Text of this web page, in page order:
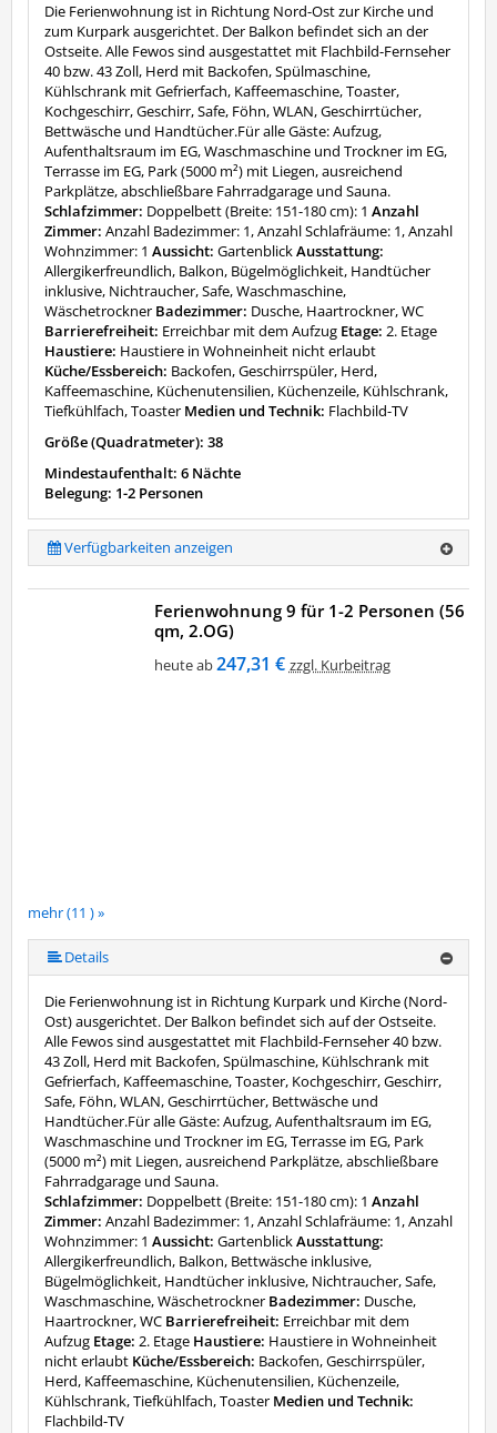
Die Ferienwohnung ist in Richtung Nord-Ost zur Kirche und
zum Kurpark ausgerichtet. Der Balkon befindet sich an der
Ostseite. Alle Fewos sind ausgestattet mit Flachbild-Fernseher
40 bzw. 43 Zoll, Herd mit Backofen, Spülmaschine,
Kühlschrank mit Gefrierfach, Kaffeemaschine, Toaster,
Kochgeschirr, Geschirr, Safe, Föhn, WLAN, Geschirrtücher,
Bettwäsche und Handtücher.Für alle Gäste: Aufzug,
Aufenthaltsraum im EG, Waschmaschine und Trockner im EG,
Terrasse im EG, Park (5000 m²) mit Liegen, ausreichend
Parkplätze, abschließbare Fahrradgarage und Sauna.
Schlafzimmer: Doppelbett (Breite: 151-180 cm): 1 Anzahl
Zimmer: Anzahl Badezimmer: 1, Anzahl Schlafräume: 1, Anzahl
Wohnzimmer: 1 Aussicht: GartenblickAusstattung:
Allergikerfreundlich, Balkon, Bügelmöglichkeit, Handtücher
inklusive, Nichtraucher, Safe, Waschmaschine,
Wäschetrockner Badezimmer: Dusche, Haartrockner, WC
Barrierefreiheit: Erreichbar mit dem Aufzug Etage: 2. Etage
Haustiere: Haustiere in Wohneinheit nicht erlaubt
Küche/Essbereich: Backofen, Geschirrspüler, Herd,
Kaffeemaschine, Küchenutensilien, Küchenzeile, Kühlschrank,
Tiefkühlfach, Toaster Medien und Technik: Flachbild-TV
Größe (Quadratmeter): 38
Mindestaufenthalt: 6 Nächte
Belegung: 1-2 Personen
Verfügbarkeiten anzeigen
mehr (11 ) »
mehr (11 ) »
mehr (11 ) »
mehr (11 ) »
mehr (11 ) »
mehr (11 ) »
mehr (11 ) »
mehr (11 ) »
Ferienwohnung 9 für 1-2 Personen (56
qm, 2.OG)
heute ab247,31 € zzgl. Kurbeitrag
Details
Die Ferienwohnung ist in Richtung Kurpark und Kirche (Nord-
Ost) ausgerichtet. Der Balkon befindet sich auf der Ostseite.
Alle Fewos sind ausgestattet mit Flachbild-Fernseher 40 bzw.
43 Zoll, Herd mit Backofen, Spülmaschine, Kühlschrank mit
Gefrierfach, Kaffeemaschine, Toaster, Kochgeschirr, Geschirr,
Safe, Föhn, WLAN, Geschirrtücher, Bettwäsche und
Handtücher.Für alle Gäste: Aufzug, Aufenthaltsraum im EG,
Waschmaschine und Trockner im EG, Terrasse im EG, Park
(5000 m²) mit Liegen, ausreichend Parkplätze, abschließbare
Fahrradgarage und Sauna.
Schlafzimmer: Doppelbett (Breite: 151-180 cm): 1 Anzahl
Zimmer: Anzahl Badezimmer: 1, Anzahl Schlafräume: 1, Anzahl
Wohnzimmer: 1 Aussicht: GartenblickAusstattung:
Allergikerfreundlich, Balkon, Bettwäsche inklusive,
Bügelmöglichkeit, Handtücher inklusive, Nichtraucher, Safe,
Waschmaschine, Wäschetrockner Badezimmer: Dusche,
Haartrockner, WC Barrierefreiheit: Erreichbar mit dem
Aufzug Etage: 2. Etage Haustiere: Haustiere in Wohneinheit
nicht erlaubt Küche/Essbereich: Backofen, Geschirrspüler,
Herd, Kaffeemaschine, Küchenutensilien, Küchenzeile,
Kühlschrank, Tiefkühlfach, Toaster Medien und Technik:
Flachbild-TV